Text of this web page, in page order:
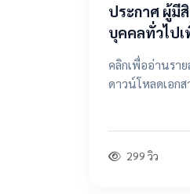
ประกาศ ผู้มี
บุคคลทั่วไปเ
ตำแหน่งแม่
คลิกเพื่ออ่านรา
ดาวน์โหลดเอก
299 วิว